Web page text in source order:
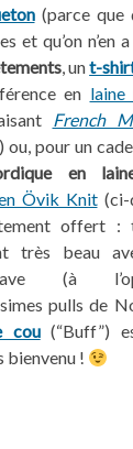
(parce que
et qu’on n’en
, unt-
en laine
French
ou, pour un
en
Övik Knit(ci-
offert :
très beau
(à
pulls de
cou(“Buff”)
bienvenu !